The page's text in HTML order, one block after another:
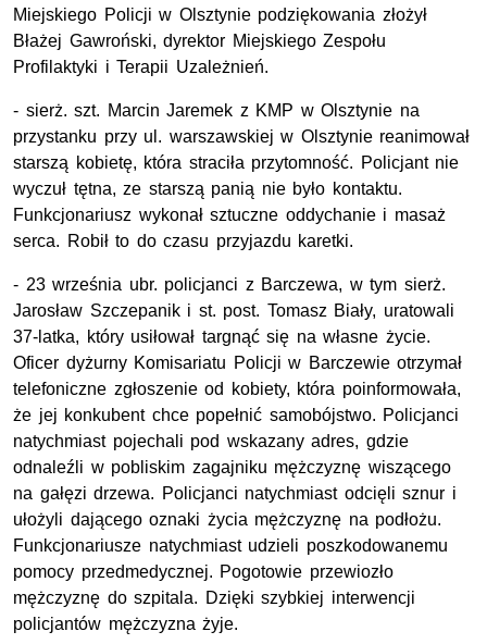
Miejskiego Policji w Olsztynie podziękowania złożył
Błażej Gawroński, dyrektor Miejskiego Zespołu
Profilaktyki i Terapii Uzależnień.
- sierż. szt. Marcin Jaremek z KMP w Olsztynie na
przystanku przy ul. warszawskiej w Olsztynie reanimował
starszą kobietę, która straciła przytomność. Policjant nie
wyczuł tętna, ze starszą panią nie było kontaktu.
Funkcjonariusz wykonał sztuczne oddychanie i masaż
serca. Robił to do czasu przyjazdu karetki.
- 23 września ubr. policjanci z Barczewa, w tym sierż.
Jarosław Szczepanik i st. post. Tomasz Biały, uratowali
37-latka, który usiłował targnąć się na własne życie.
Oficer dyżurny Komisariatu Policji w Barczewie otrzymał
telefoniczne zgłoszenie od kobiety, która poinformowała,
że jej konkubent chce popełnić samobójstwo. Policjanci
natychmiast pojechali pod wskazany adres, gdzie
odnaleźli w pobliskim zagajniku mężczyznę wiszącego
na gałęzi drzewa. Policjanci natychmiast odcięli sznur i
ułożyli dającego oznaki życia mężczyznę na podłożu.
Funkcjonariusze natychmiast udzieli poszkodowanemu
pomocy przedmedycznej. Pogotowie przewiozło
mężczyznę do szpitala. Dzięki szybkiej interwencji
policjantów mężczyzna żyje.